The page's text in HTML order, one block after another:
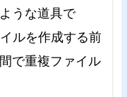
うな道具で
ルを作成する前
で重複ファイル